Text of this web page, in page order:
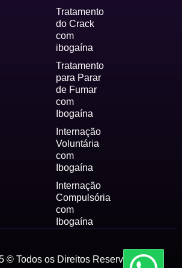
Tratamento
do Crack
com
ibogaína
Tratamento
para Parar
de Fumar
com
Ibogaína
Internação
Voluntária
com
Ibogaína
Internação
Compulsória
com
Ibogaína
© Todos os Direitos Reservados by